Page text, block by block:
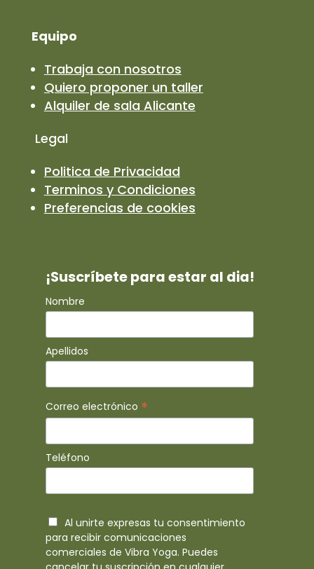
Equipo
Trabaja con nosotros
Quiero proponer un taller
Alquiler de sala Alicante
Legal
Politica de Privacidad
Terminos y Condiciones
Preferencias de cookies
¡Suscríbete para estar al dia!
Nombre
Apellidos
Correo electrónico *
Teléfono
Al unirte expresas tu consentimiento
para recibir comunicaciones
comerciales de Vibra Yoga. Puedes